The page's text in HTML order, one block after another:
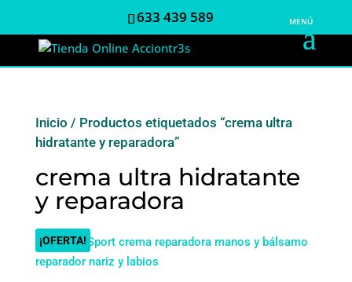
633 439 589
Inicio / Productos etiquetados “crema ultra
hidratante y reparadora”
crema ultra hidratante
y reparadora
¡OFERTA!